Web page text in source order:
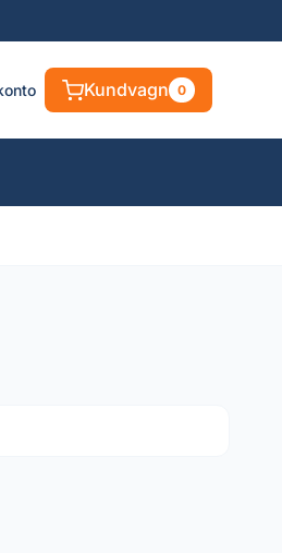
Kundvagn 0